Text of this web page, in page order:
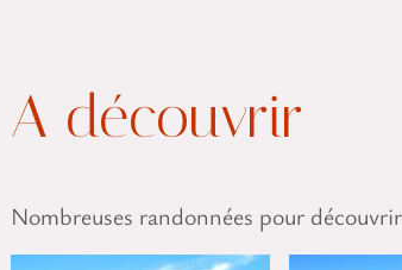
A découvrir
Nombreuses randonnées pour